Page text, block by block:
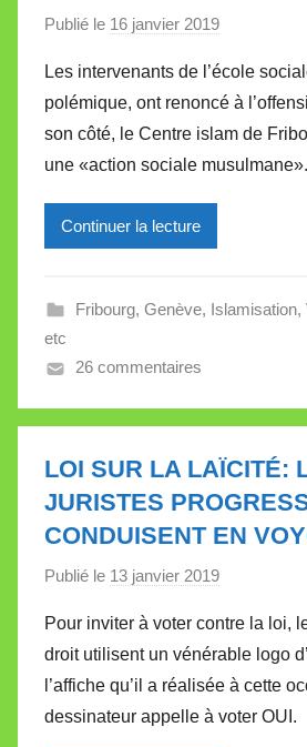
Publié le 16 janvier 2019
r
M
i
r
e
l
e
t
e
Les intervenants de l’école
polémique, ont renoncé à
son côté, le Centre islam de
une «action sociale musulmane».
Continuer la lecture
Fribourg, Genève, Islamisation,
etc
26 commentaires
LOI SUR LA LAÏCITÉ:
JURISTES
CONDUISENT EN
Publié le 13 janvier 2019
r
M
i
r
Pour inviter à voter contre la loi,
droit utilisent un vénérable logo
l’affiche qu’il a réalisée à cette
dessinateur appelle à voter OUI.